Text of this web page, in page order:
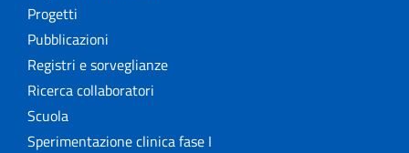
Progetti
Pubblicazioni
Registri e sorveglianze
Ricerca collaboratori
Scuola
Sperimentazione clinica fase I